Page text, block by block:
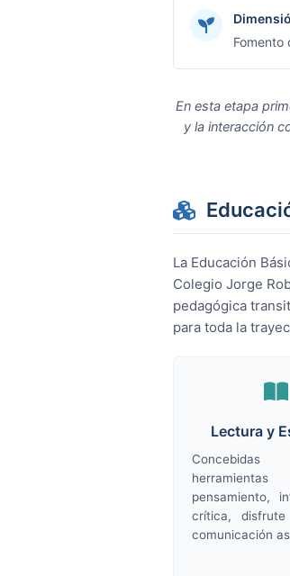
Fomento
En esta etapa
y la interacción
La Educación
Colegio Jorge
pedagógica
para toda la
Lectura y
pensamiento,
crítica,
comunicación